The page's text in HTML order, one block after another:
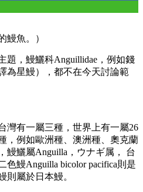
鰻魚。）
題，鰻鱺科Anguillidae，例如錢
為星鰻），都不在今天討論範
灣有一屬三種，世界上有一屬26
，例如歐洲種、澳洲種、奧克蘭
鰻鱺屬Anguilla，ウナギ属， 台
鰻Anguilla bicolor pacifica則是
則屬於日本鰻。